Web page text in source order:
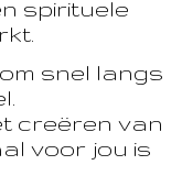
spirituele
snel langs
creëren van
voor jou is